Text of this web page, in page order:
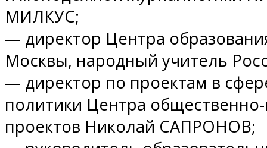
МИЛКУС;
— директор Центра
Москвы, народный учитель
— директор по проектам в
политики Центра
проектов Николай САПРОНОВ;